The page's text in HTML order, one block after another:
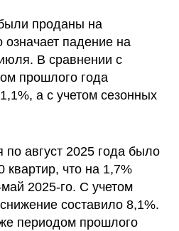
проданы на
означает падение на
В сравнении с
прошлого года
а с учетом сезонных
август 2025 года было
квартир, что на 1,7%
2025-го. С учетом
составило 8,1%.
периодом прошлого